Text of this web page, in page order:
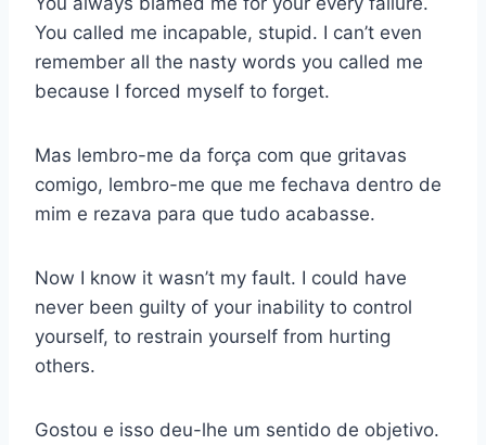
You called me incapable, stupid. I can’t even
remember all the nasty words you called me
because I forced myself to forget.
Mas lembro-me da força com que gritavas
comigo, lembro-me que me fechava dentro de
mim e rezava para que tudo acabasse.
Now I know it wasn’t my fault. I could have
never been guilty of your inability to control
yourself, to restrain yourself from hurting
others.
Gostou e isso deu-lhe um sentido de objetivo.